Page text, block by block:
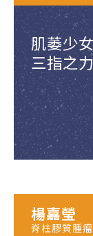
肌萎少
三指之
楊嘉瑩
脊柱膠質腫瘤